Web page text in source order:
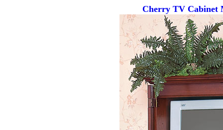
Cherry TV Cabinet